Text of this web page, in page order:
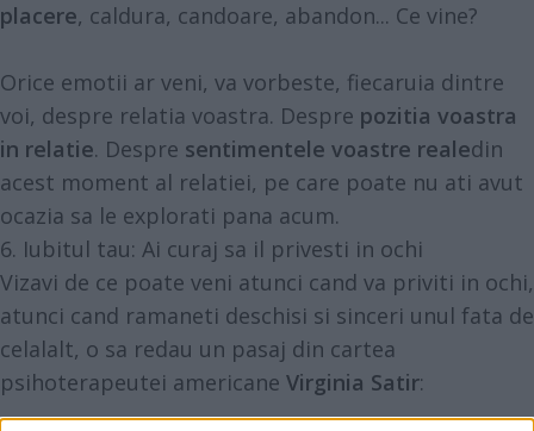
placere, caldura, candoare, abandon... Ce vine?
Orice emotii ar veni, va vorbeste, fiecaruia dintre
voi, despre relatia voastra. Despre pozitia voastra
in relatie. Despre sentimentele voastre realedin
acest moment al relatiei, pe care poate nu ati avut
ocazia sa le explorati pana acum.
6. Iubitul tau: Ai curaj sa il privesti in ochi
Vizavi de ce poate veni atunci cand va priviti in ochi,
atunci cand ramaneti deschisi si sinceri unul fata de
celalalt, o sa redau un pasaj din cartea
psihoterapeutei americane Virginia Satir: